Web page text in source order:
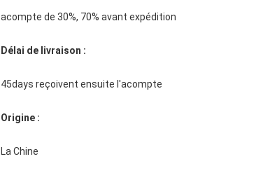
acompte de 30%, 70% avant expédition
Délai de livraison :
45days reçoivent ensuite l'acompte
Origine :
La Chine